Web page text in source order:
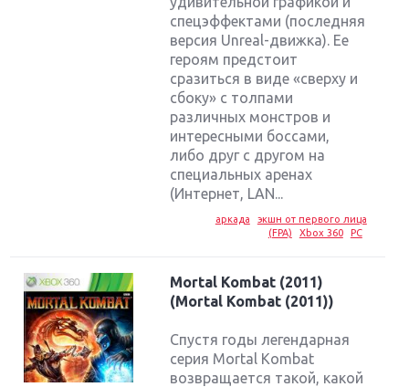
спецэффектами (последняя
версия Unreal-движка). Ее
героям предстоит
сразиться в виде «сверху и
сбоку» с толпами
различных монстров и
интересными боссами,
либо друг с другом на
специальных аренах
(Интернет, LAN...
аркада
экшн от первого лица
(FPA)
Xbox 360 PC
Mortal Kombat (2011)
(Mortal Kombat (2011))
Спустя годы легендарная
серия Mortal Kombat
возвращается такой, какой